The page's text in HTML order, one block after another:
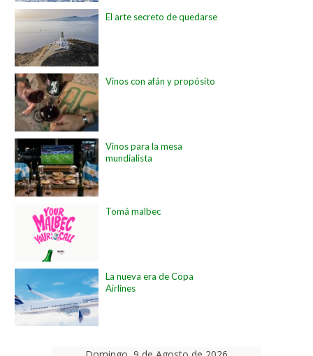
El arte secreto de quedarse
Vinos con afán y propósito
Vinos para la mesa
mundialista
Tomá malbec
La nueva era de Copa
Airlines